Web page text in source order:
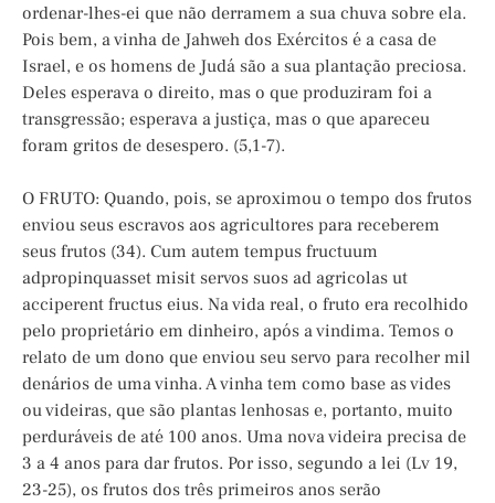
ordenar-lhes-ei que não derramem a sua chuva sobre ela.
Pois bem, a vinha de Jahweh dos Exércitos é a casa de
Israel, e os homens de Judá são a sua plantação preciosa.
Deles esperava o direito, mas o que produziram foi a
transgressão; esperava a justiça, mas o que apareceu
foram gritos de desespero. (5,1-7).
O FRUTO: Quando, pois, se aproximou o tempo dos frutos
enviou seus escravos aos agricultores para receberem
seus frutos (34). Cum autem tempus fructuum
adpropinquasset misit servos suos ad agricolas ut
acciperent fructus eius. Na vida real, o fruto era recolhido
pelo proprietário em dinheiro, após a vindima. Temos o
relato de um dono que enviou seu servo para recolher mil
denários de uma vinha. A vinha tem como base as vides
ou videiras, que são plantas lenhosas e, portanto, muito
perduráveis de até 100 anos. Uma nova videira precisa de
3 a 4 anos para dar frutos. Por isso, segundo a lei (Lv 19,
23-25), os frutos dos três primeiros anos serão